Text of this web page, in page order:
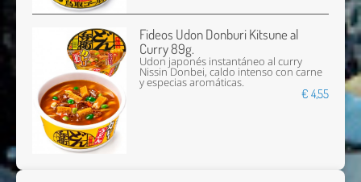
Fideos Udon Donburi Kitsune al
Curry 89g.
Udon japonés instantáneo al curry
Nissin Donbei, caldo intenso con carne
y especias aromáticas.
€ 4,55